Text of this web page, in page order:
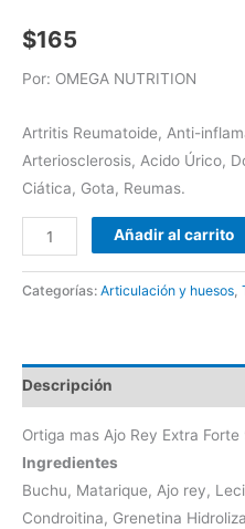
$165
Por: OMEGA NUTRITION
Artritis Reumatoide, Anti-
Arteriosclerosis, Acido Úrico,
Ciática, Gota, Reumas.
Añadir al carrito
Categorías: Articulación y huesos,
Descripción
Ortiga mas Ajo Rey Extra
Ingredientes
Buchu, Matarique, Ajo rey,
Condroitina, Grenetina